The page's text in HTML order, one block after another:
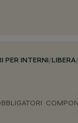
PER INTERNI/LIBERA/